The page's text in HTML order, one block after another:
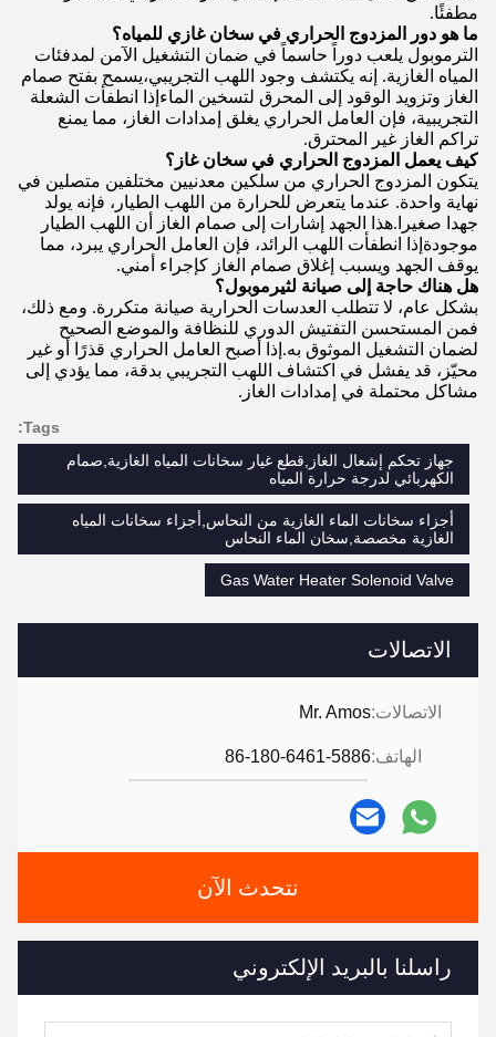
الاتصالات
الاتصالات:Mr. Amos
الهاتف:86-180-6461-5886
نتحدث الآن
راسلنا بالبريد الإلكتروني
مطفئًا.
ما هو دور المزدوج الحراري في سخان غازي للمياه؟
الترموبول يلعب دوراً حاسماً في ضمان التشغيل الآمن لمدفئات
المياه الغازية. إنه يكتشف وجود اللهب التجريبي،يسمح بفتح صمام
الغاز وتزويد الوقود إلى المحرق لتسخين الماءإذا انطفأت الشعلة
التجريبية، فإن العامل الحراري يغلق إمدادات الغاز، مما يمنع
تراكم الغاز غير المحترق.
كيف يعمل المزدوج الحراري في سخان غاز؟
يتكون المزدوج الحراري من سلكين معدنيين مختلفين متصلين في
نهاية واحدة. عندما يتعرض للحرارة من اللهب الطيار، فإنه يولد
جهدا صغيرا.هذا الجهد إشارات إلى صمام الغاز أن اللهب الطيار
موجودةإذا انطفأت اللهب الرائد، فإن العامل الحراري يبرد، مما
يوقف الجهد ويسبب إغلاق صمام الغاز كإجراء أمني.
هل هناك حاجة إلى صيانة لثيرموبول؟
بشكل عام، لا تتطلب العدسات الحرارية صيانة متكررة. ومع ذلك،
فمن المستحسن التفتيش الدوري للنظافة والموضع الصحيح
لضمان التشغيل الموثوق به.إذا أصبح العامل الحراري قذرًا أو غير
محيّز، قد يفشل في اكتشاف اللهب التجريبي بدقة، مما يؤدي إلى
مشاكل محتملة في إمدادات الغاز.
Tags:
جهاز تحكم إشعال الغاز,قطع غيار سخانات المياه الغازية,صمام
الكهربائي لدرجة حرارة المياه
أجزاء سخانات الماء الغازية من النحاس,أجزاء سخانات المياه
الغازية مخصصة,سخان الماء النحاس
Gas Water Heater Solenoid Valve